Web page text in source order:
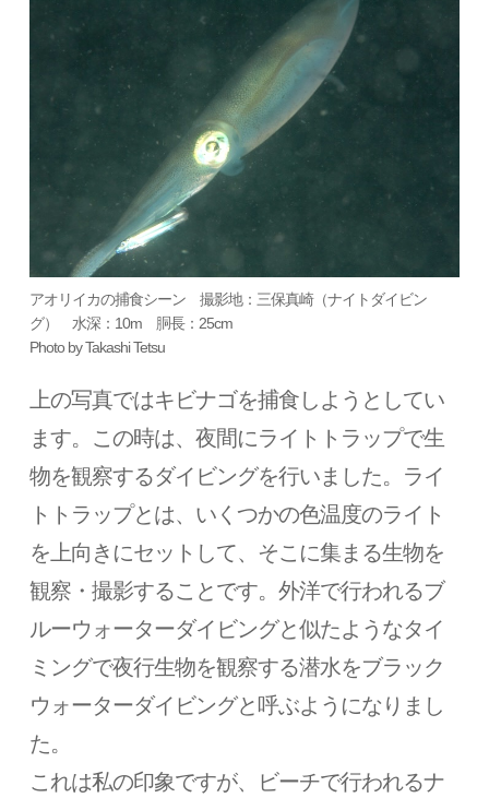
アオリイカの捕食シーン 撮影地：三保真崎（ナイトダイビン
グ） 水深：10m 胴長：25cm
Photo by Takashi Tetsu
上の写真ではキビナゴを捕食しようとしてい
ます。この時は、夜間にライトトラップで生
物を観察するダイビングを行いました。ライ
トトラップとは、いくつかの色温度のライト
を上向きにセットして、そこに集まる生物を
観察・撮影することです。外洋で行われるブ
ルーウォーターダイビングと似たようなタイ
ミングで夜行生物を観察する潜水をブラック
ウォーターダイビングと呼ぶようになりまし
た。
これは私の印象ですが、ビーチで行われるナ